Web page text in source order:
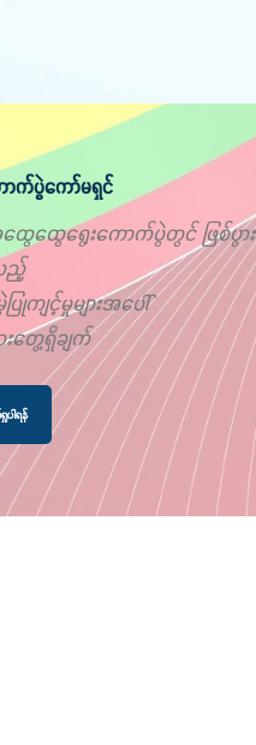
ာက်ပွဲကော်မရှင်
ေထွေရွေးကောက်ပွဲတွင် ဖြစ်ပွား
ည့်
ကျင့်မှုများအပေါ်
းတွေ့ရှိချက်
ါရန်